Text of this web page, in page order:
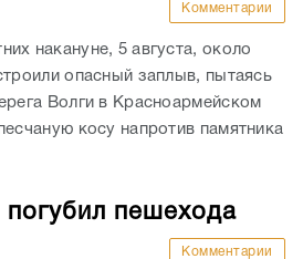
Комментарии
накануне, 5 августа, около
опасный заплыв, пытаясь
Волги в Красноармейском
косу напротив памятника
погубил пешехода
Комментарии